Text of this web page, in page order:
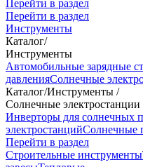
Перейти в раздел
Перейти в раздел
Инструменты
Каталог/
Инструменты
Автомобильные зарядные
давленияСолнечные
Каталог/Инструменты /
Солнечные электростанции
Инверторы для солнечных
электростанцийСолнечные
Перейти в раздел
Строительные инструменты